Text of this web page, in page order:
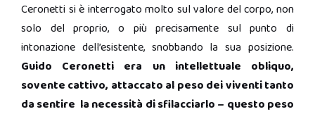
Ceronetti si è interrogato molto sul valore del corpo, non
solo del proprio, o più precisamente sul punto di
intonazione dell’esistente, snobbando la sua posizione.
Guido Ceronetti era un intellettuale obliquo,
sovente cattivo, attaccato al peso dei viventi tanto
da sentire la necessità di sfilacciarlo – questo peso